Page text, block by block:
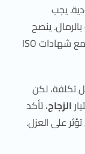
يجب
ينصح
مع شهادات ISO
تكلفة، لكن
الزجاج، تأكد
على العزل.